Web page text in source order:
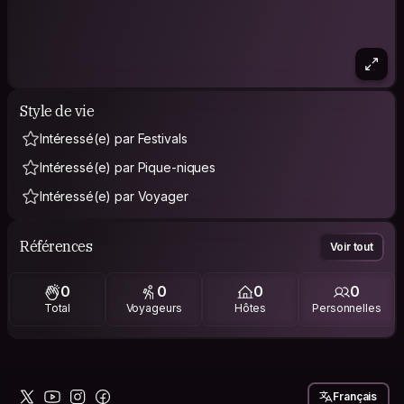
Style de vie
Intéressé(e) par Festivals
Intéressé(e) par Pique-niques
Intéressé(e) par Voyager
Références Voir tout
0
Total
0
Voyageurs
0
Hôtes
0
Personnelles
Français